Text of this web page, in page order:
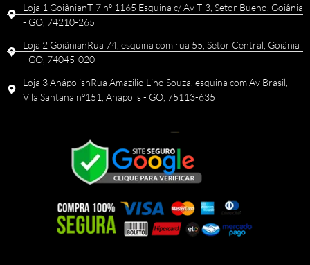
Loja 1 GoiânianT-7 nº 1165 Esquina c/ Av T-3, Setor Bueno, Goiânia
- GO, 74210-265
Loja 2 GoiânianRua 74, esquina com rua 55, Setor Central, Goiânia
- GO, 74045-020
Loja 3 AnápolisnRua Amazilio Lino Souza, esquina com Av Brasil,
Vila Santana nº151, Anápolis - GO, 75113-635